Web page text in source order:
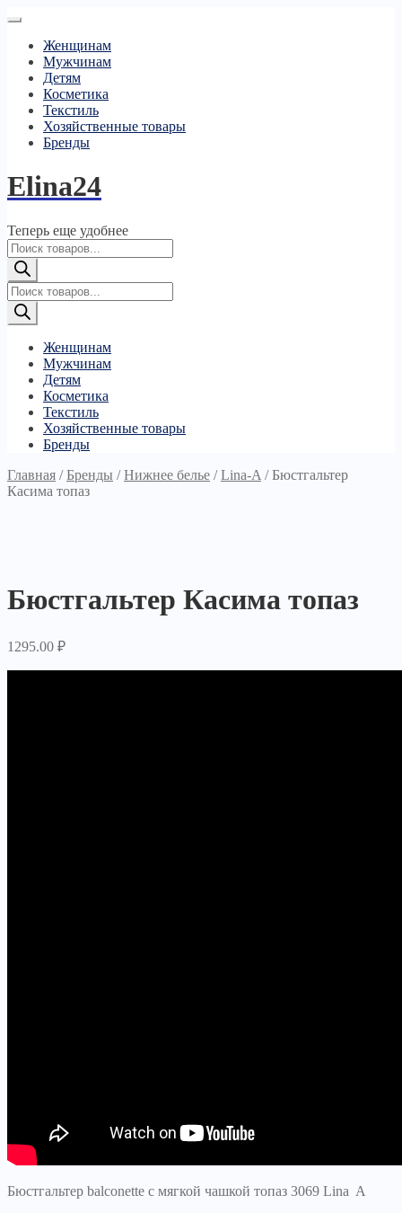
Женщинам
Мужчинам
Детям
Косметика
Текстиль
Хозяйственные товары
Бренды
Elina24
Теперь еще удобнее
Поиск
товаров
Поиск
товаров
Женщинам
Мужчинам
Детям
Косметика
Текстиль
Хозяйственные товары
Бренды
Главная /Бренды /Нижнее белье /Lina-A /Бюстгальтер
Касима топаз
Бюстгальтер Касима топаз
1295.00 ₽
Бюстгальтер balconette с мягкой чашкой топаз 3069 Lina A